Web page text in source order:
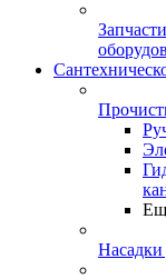
Насадки